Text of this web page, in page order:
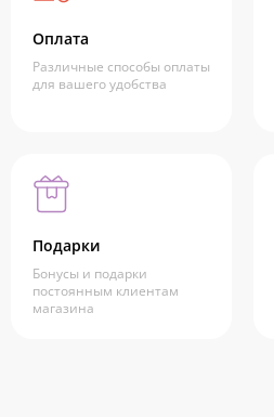
Оплата
Различные способы оплаты
для вашего удобства
Подарки
Бонусы и подарки
постоянным клиентам
магазина